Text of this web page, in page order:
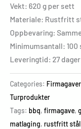
Vekt: 620 g per sett
Materiale: Rustfritt
Oppbevaring:
Minimumsantall: 100
Leveringtid: 27 dager
Categories: Firmagaver
Turprodukter
Tags: bbq, firmagave,
matlaging, rustfritt stål